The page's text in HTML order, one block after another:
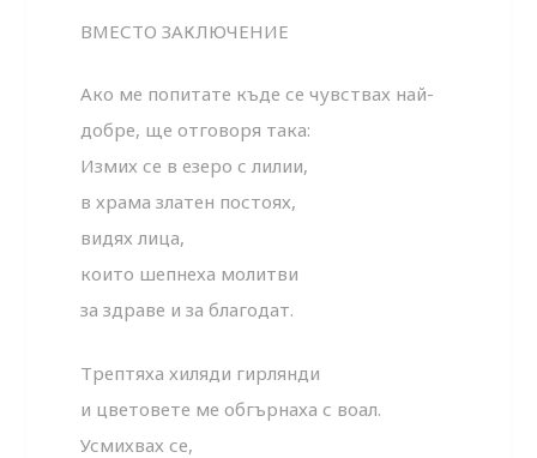
ВМЕСТО ЗАКЛЮЧЕНИЕ
Ако ме попитате къде се чувствах най-
добре, ще отговоря така:
Измих се в езеро с лилии,
в храма златен постоях,
видях лица,
които шепнеха молитви
за здраве и за благодат.
Трептяха хиляди гирлянди
и цветовете ме обгърнаха с воал.
Усмихвах се,